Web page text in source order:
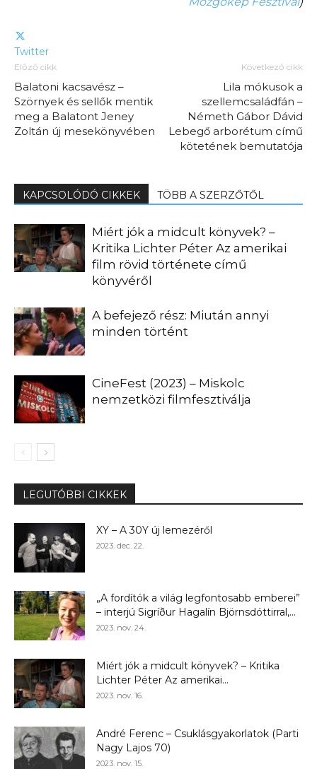
Twitter
Előző cikk
Balatoni kacsavész –
Szörnyek és sellők mentik
meg a Balatont Jeney
Zoltán új mesekönyvében
Következő cikk
Lila mókusok a
szellemcsaládfán –
Németh Gábor Dávid
Lebegő arborétum című
kötetének bemutatója
KAPCSOLÓDÓ CIKKEK TÖBB A SZERZŐTŐL
Miért jók a midcult könyvek? –
Kritika Lichter Péter Az amerikai
film rövid története című
könyvéről
A befejező rész: Miután annyi
minden történt
CineFest (2023) – Miskolc
nemzetközi filmfesztiválja
LEGUTÓBBI CIKKEK
XY – A 30Y új lemezéről
2023. dec. 22.
„A fordítók a világ legfontosabb emberei”
– interjú Sigríður Hagalín Björnsdóttirral,...
2023. nov. 24.
Miért jók a midcult könyvek? – Kritika
Lichter Péter Az amerikai...
2023. nov. 16.
André Ferenc – Csuklásgyakorlatok (Parti
Nagy Lajos 70)
2023. nov. 15.